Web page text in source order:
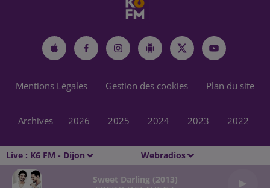
Live : K6 FM - Dijon Webradios
Sweet Darling (2013)
Mentions Légales Gestion des cookies Plan du site
Archives 2026 2025 2024 2023 2022